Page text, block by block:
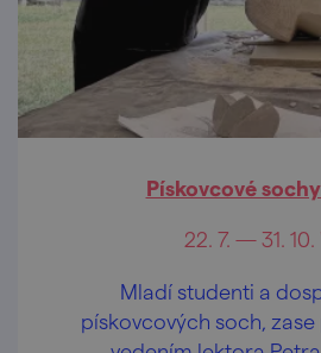
Pískovcové
22. 7. — 31. 10.
Mladí studenti a
pískovcových soch,